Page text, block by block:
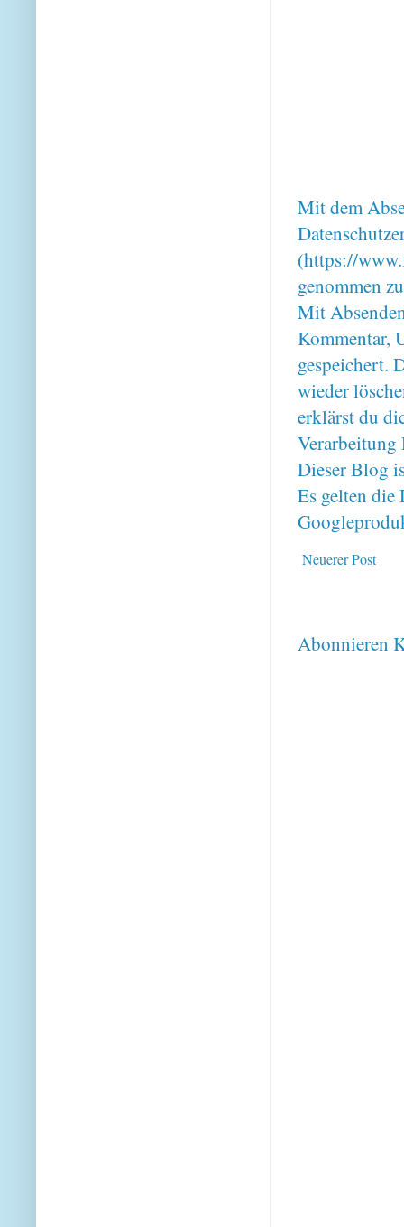
Mit dem
(https://
genommen
Mit
Kommentar,
gespeichert.
wieder
erklärst du
Verarbeitung
Dieser Blog
Es gelten
Neuerer Post
Abonnieren